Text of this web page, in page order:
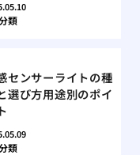
類
センサーライトの種
選び方用途別のポイ
類